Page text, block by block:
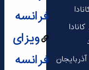
فرانسه
ویزای
فرانسه